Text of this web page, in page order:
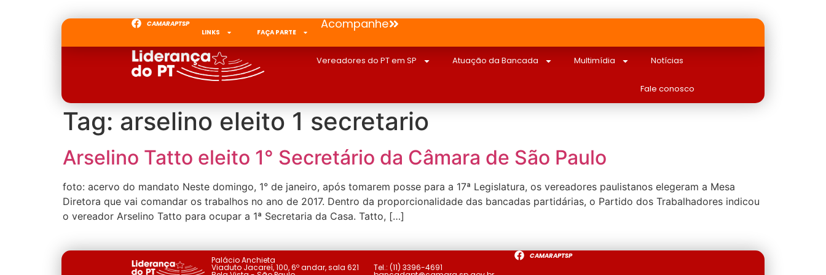
CAMARAPTSP
LINKS
FAÇA PARTE
Acompanhe
Vereadores do PT em SP Atuação da Bancada Multimídia Notícias
Fale conosco
Tag: arselino eleito 1 secretario
Arselino Tatto eleito 1° Secretário da Câmara de São Paulo
foto: acervo do mandato Neste domingo, 1° de janeiro, após tomarem posse para a 17ª Legislatura, os vereadores paulistanos elegeram a Mesa
Diretora que vai comandar os trabalhos no ano de 2017. Dentro da proporcionalidade das bancadas partidárias, o Partido dos Trabalhadores indicou
o vereador Arselino Tatto para ocupar a 1ª Secretaria da Casa. Tatto, […]
Palácio Anchieta
Viaduto Jacareí, 100, 6º andar, sala 621 Tel.: (11) 3396-4691
CAMARAPTSP